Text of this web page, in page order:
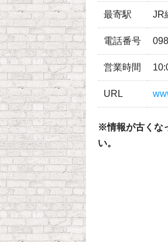
最寄駅 JR
電話番号
営業時間
URL
※情報が古くな
い。